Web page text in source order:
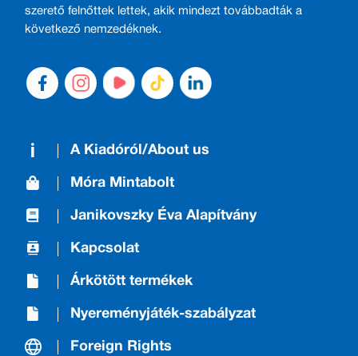
szerető felnőttek lettek, akik mindezt továbbadták a
következő nemzedéknek.
A Kiadóról/About us
Móra Mintabolt
Janikovszky Éva Alapítvány
Kapcsolat
Árkötött termékek
Nyereményjáték-szabályzat
Foreign Rights